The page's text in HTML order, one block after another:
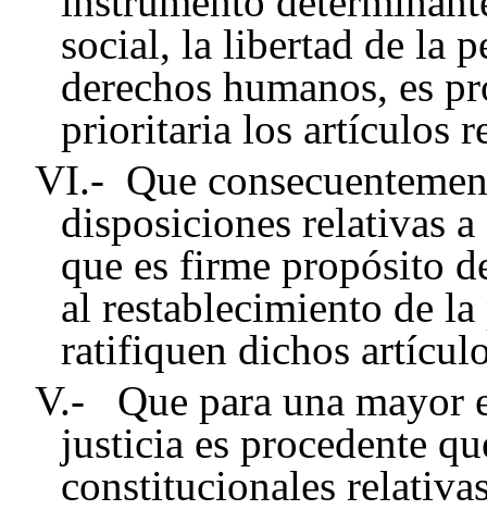
social, la libertad de la
derechos humanos, es
prioritaria los artículos
VI.- Que
disposiciones relativas
que es firme propósito
al restablecimiento de la
ratifiquen dichos
V.- Que para una mayor
justicia es procedente
constitucionales